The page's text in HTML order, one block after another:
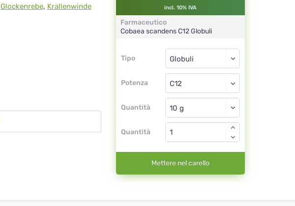
Glockenrebe, Krallenwinde incl. 10% IVA
Farmaceutico
Cobaea scandensC12 Globuli
Tipo
Tipo
Potenza
Globuli
C12
Quantità
Globuli
Quantità
Mettere nel carello